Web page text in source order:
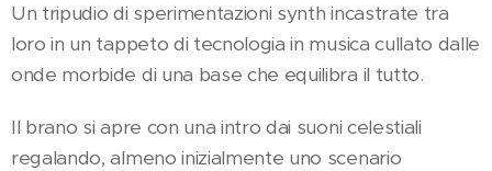
Un tripudio di sperimentazioni synth incastrate tra
loro in un tappeto di tecnologia in musica cullato dalle
onde morbide di una base che equilibra il tutto.
Il brano si apre con una intro dai suoni celestiali
regalando, almeno inizialmente uno scenario